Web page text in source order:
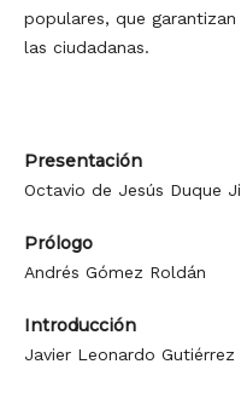
populares, que
las ciudadanas.
Presentación
Octavio de Jesús Duque
Prólogo
Andrés Gómez Roldán
Introducción
Javier Leonardo Gutiérrez